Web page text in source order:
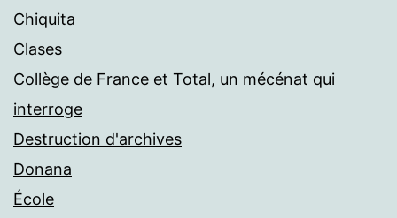
Chiquita
Clases
Collège de France et Total, un mécénat qui
interroge
Destruction d'archives
Donana
École